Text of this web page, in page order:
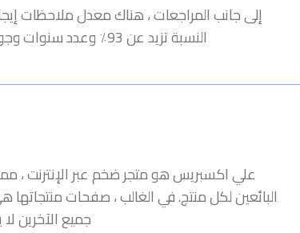
النسبة تزيد عن 93٪ وعدد سنوات وجوده علي موقع علي اكسبريس يتعدي الثلاث اعوام يمكنك الوثوق بهذا التاجر .
علي اكسبريس هو متجر ضخم عبر الإنترنت ،
البائعين لكل منتج. في الغالب ، صفحات
جميع الآخرين